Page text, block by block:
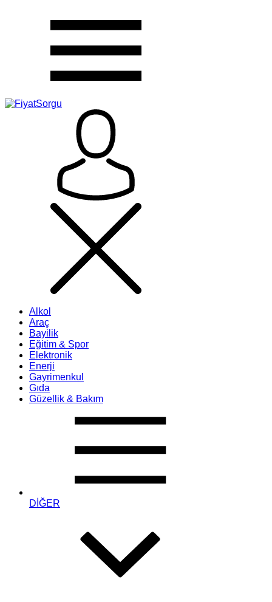
Alkol
Araç
Bayilik
Eğitim & Spor
Elektronik
Enerji
Gayrimenkul
Gıda
Güzellik & Bakım
DİĞER